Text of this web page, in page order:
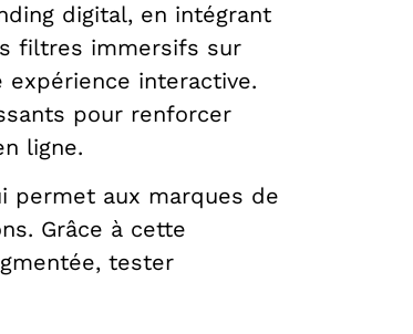
digital, en intégrant
filtres immersifs sur
interactive.
pour renforcer
ligne.
permet aux marques de
Grâce à cette
tester